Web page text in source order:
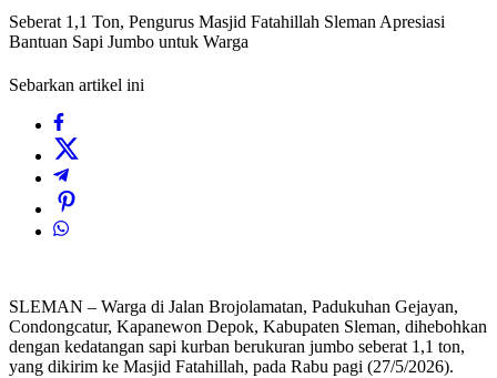
Seberat 1,1 Ton, Pengurus Masjid Fatahillah Sleman Apresiasi
Bantuan Sapi Jumbo untuk Warga
Sebarkan artikel ini
SLEMAN – Warga di Jalan Brojolamatan, Padukuhan Gejayan,
Condongcatur, Kapanewon Depok, Kabupaten Sleman, dihebohkan
dengan kedatangan sapi kurban berukuran jumbo seberat 1,1 ton,
yang dikirim ke Masjid Fatahillah, pada Rabu pagi (27/5/2026).